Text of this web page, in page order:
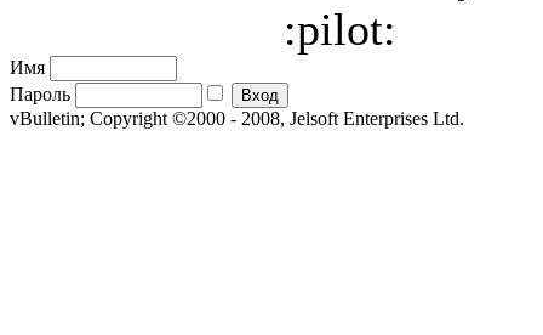
:pilot:
Имя
Пароль
vBulletin; Copyright ©2000 - 2008, Jelsoft Enterprises Ltd.